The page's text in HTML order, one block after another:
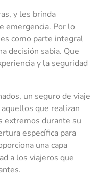
y les brinda
emergencia. Por lo
como parte integral
decisión sabia. Que
y la seguridad
un seguro de viaje
que realizan
extremos durante su
específica para
una capa
a los viajeros que